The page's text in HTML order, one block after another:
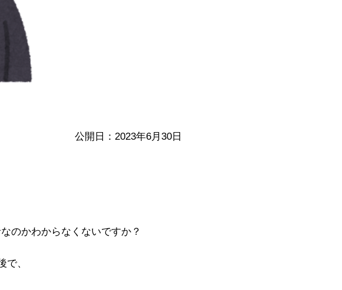
公開日：2023年6月30日
のかわからなくないですか？
、